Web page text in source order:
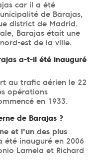
car il a été
de Barajas,
district de Madrid.
Barajas était une
est de la ville.
a-t-il été inauguré
au trafic aérien le 22
opérations
en 1933.
de Barajas ?
et l'un des plus
a été inauguré en 2006
Lamela et Richard